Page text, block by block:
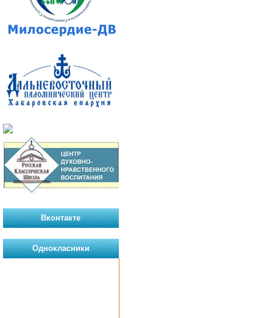
Вконтакте
Однокласники